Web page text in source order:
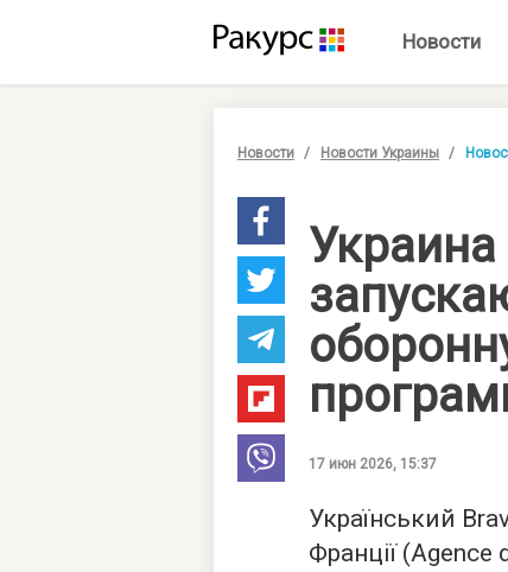
Новости
Новости Новости Украины
17 июн 2026, 15:37
Український
Франції (Agence